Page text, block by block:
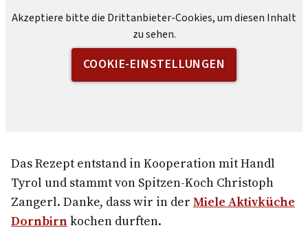
Akzeptiere bitte die Drittanbieter-Cookies, um diesen Inhalt
zu sehen.
COOKIE-EINSTELLUNGEN
Das Rezept entstand in Kooperation mit Handl
Tyrol und stammt von Spitzen-Koch Christoph
Zangerl. Danke, dass wir in der Miele Aktivküche
Dornbirn kochen durften.